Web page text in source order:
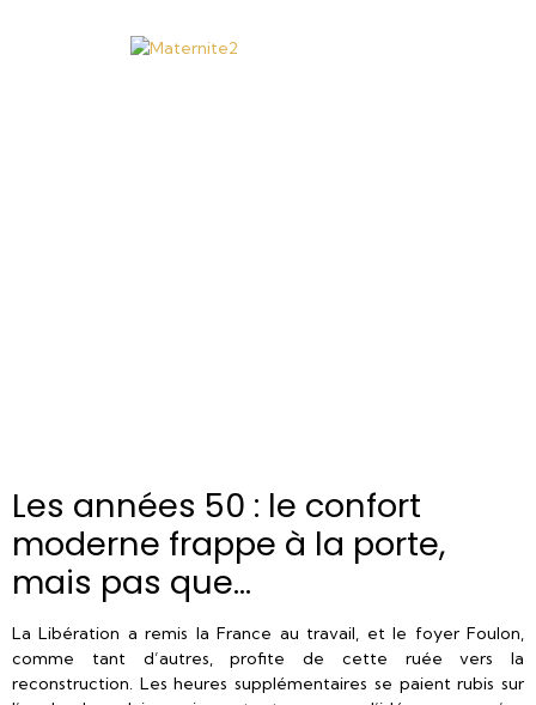
Les années 50 : le confort
moderne frappe à la porte,
mais pas que...
La Libération a remis la France au travail, et le foyer Foulon,
comme tant d’autres, profite de cette ruée vers la
reconstruction. Les heures supplémentaires se paient rubis sur